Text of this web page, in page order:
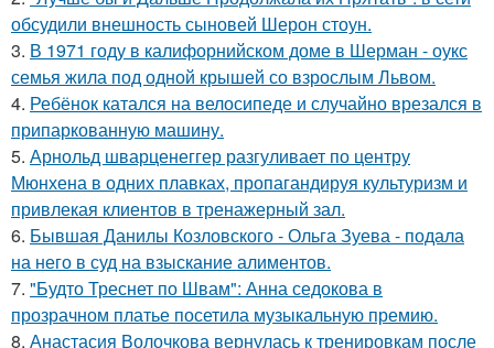
обсудили внешность сыновей Шерон стоун.
3. В 1971 году в калифорнийском доме в Шерман - оукс
семья жила под одной крышей со взрослым Львом.
4. Ребёнок катался на велосипеде и случайно врезался в
припаркованную машину.
5. Арнольд шварценеггер разгуливает по центру
Мюнхена в одних плавках, пропагандируя культуризм и
привлекая клиентов в тренажерный зал.
6. Бывшая Данилы Козловского - Ольга Зуева - подала
на него в суд на взыскание алиментов.
7. "Будто Треснет по Швам": Анна седокова в
прозрачном платье посетила музыкальную премию.
8. Анастасия Волочкова вернулась к тренировкам после